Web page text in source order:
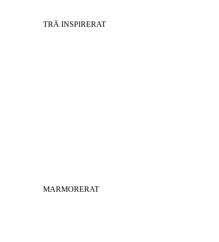
TRÄ INSPIRERAT
MARMORERAT